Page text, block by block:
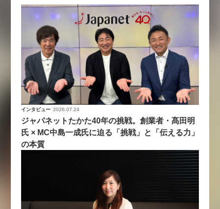
インタビュー 2026.07.24
ジャパネットたかた40年の挑戦。創業者・髙田明
氏 × MC中島一成氏に迫る「挑戦」と「伝える力」
の本質